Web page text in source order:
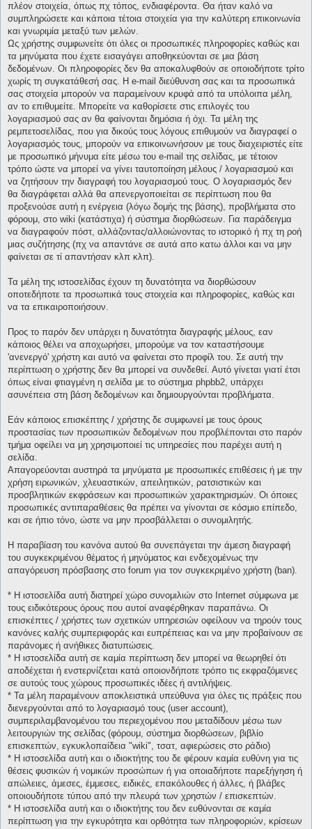
πλέον στοιχεία, όπως πχ τόπος, ενδιαφέροντα. Θα ήταν καλό να
συμπληρώσετε και κάποια τέτοια στοιχεία για την καλύτερη επικοινωνία
και γνωριμία μεταξύ των μελών.
Ως χρήστης συμφωνείτε ότι όλες οι προσωπικές πληροφορίες καθώς και
τα μηνύματα που έχετε εισαγάγει αποθηκεύονται σε μια βάση
δεδομένων. Οι πληροφορίες δεν θα αποκαλυφθούν σε οποιοδήποτε τρίτο
χωρίς τη συγκατάθεσή σας. Η e-mail διεύθυνση σας και τα προσωπικά
σας στοιχεία μπορούν να παραμείνουν κρυφά από τα υπόλοιπα μέλη,
αν το επιθυμείτε. Μπορείτε να καθορίσετε στις επιλογές του
λογαριασμού σας αν θα φαίνονται δημόσια ή όχι. Τα μέλη της
ρεμπετοσελίδας, που για δικούς τους λόγους επιθυμούν να διαγραφεί ο
λογαριασμός τους, μπορούν να επικοινωνήσουν με τους διαχειριστές είτε
με προσωπικό μήνυμα είτε μέσω του e-mail της σελίδας, με τέτοιον
τρόπο ώστε να μπορεί να γίνει ταυτοποίηση μέλους / λογαριασμού και
να ζητήσουν την διαγραφή του λογαριασμού τους. Ο λογαριασμός δεν
θα διαγράφεται αλλά θα απενεργοποιείται σε περίπτωση που θα
προξενούσε αυτή η ενέργεια (λόγω δομής της βάσης), προβλήματα στο
φόρουμ, στο wiki (κατάστιχα) ή σύστημα διορθώσεων. Για παράδειγμα
να διαγραφούν πόστ, αλλάζοντας/αλλοιώνοντας το ιστορικό ή πχ τη ροή
μιας συζήτησης (πχ να απαντάνε σε αυτά απο κατω άλλοι και να μην
φαίνεται σε τί απαντήσαν κλπ κλπ).
Τα μέλη της ιστοσελίδας έχουν τη δυνατότητα να διορθώσουν
οποτεδήποτε τα προσωπικά τους στοιχεία και πληροφορίες, καθώς και
να τα επικαιροποιήσουν.
Προς το παρόν δεν υπάρχει η δυνατότητα διαγραφής μέλους, εαν
κάποιος θέλει να αποχωρήσει, μπορούμε να τον καταστήσουμε
'ανενεργό' χρήστη και αυτό να φαίνεται στο προφίλ του. Σε αυτή την
περίπτωση ο χρήστης δεν θα μπορεί να συνδεθεί. Αυτό γίνεται γιατί έτσι
όπως είναι φτιαγμένη η σελίδα με το σύστημα phpbb2, υπάρχει
ασυνέπεια στη βάση δεδομένων και δημιουργούνται προβλήματα.
Εάν κάποιος επισκέπτης / χρήστης δε συμφωνεί με τους όρους
προστασίας των προσωπικών δεδομένων που προβλέπονται στο παρόν
τμήμα οφείλει να μη χρησιμοποιεί τις υπηρεσίες που παρέχει αυτή η
σελίδα.
Απαγορεύονται αυστηρά τα μηνύματα με προσωπικές επιθέσεις ή με την
χρήση ειρωνικών, χλευαστικών, απειλητικών, ρατσιστικών και
προσβλητικών εκφράσεων και προσωπικών χαρακτηρισμών. Οι όποιες
προσωπικές αντιπαραθέσεις θα πρέπει να γίνονται σε κόσμιο επίπεδο,
και σε ήπιο τόνο, ώστε να μην προσβάλλεται ο συνομιλητής.
Η παραβίαση του κανόνα αυτού θα συνεπάγεται την άμεση διαγραφή
του συγκεκριμένου θέματος ή μηνύματος και ενδεχομένως την
απαγόρευση πρόσβασης στο forum για τον συγκεκριμένο χρήστη (ban).
* H ιστοσελίδα αυτή διατηρεί χώρο συνομιλιών στο Internet σύμφωνα με
τους ειδικότερους όρους που αυτοί αναφέρθηκαν παραπάνω. Οι
επισκέπτες / χρήστες των σχετικών υπηρεσιών οφείλουν να τηρούν τους
κανόνες καλής συμπεριφοράς και ευπρέπειας και να μην προβαίνουν σε
παράνομες ή ανήθικες διατυπώσεις.
* H ιστοσελίδα αυτή σε καμία περίπτωση δεν μπορεί να θεωρηθεί ότι
αποδέχεται ή ενστερνίζεται κατά οποιονδήποτε τρόπο τις εκφραζόμενες
σε αυτούς τους χώρους προσωπικές ιδέες ή αντιλήψεις.
* Τα μέλη παραμένουν αποκλειστικά υπεύθυνα για όλες τις πράξεις που
διενεργούνται από το λογαριασμό τους (user account),
συμπεριλαμβανομένου του περιεχομένου που μεταδίδουν μέσω των
λειτουργιών της σελίδας (φόρουμ, σύστημα διορθώσεων, βιβλίο
επισκεπτών, εγκυκλοπαίδεια "wiki", τσατ, αφιερώσεις στο ράδιο)
* H ιστοσελίδα αυτή και ο ιδιοκτήτης του δε φέρουν καμία ευθύνη για τις
θέσεις φυσικών ή νομικών προσώπων ή για οποιαδήποτε παρεξήγηση ή
απώλειες, άμεσες, έμμεσες, ειδικές, επακόλουθες ή άλλες, ή βλάβες
οποιουδήποτε τύπου από την πλευρά των χρηστών / επισκεπτών.
* H ιστοσελίδα αυτή και ο ιδιοκτήτης του δεν ευθύνονται σε καμία
περίπτωση για την εγκυρότητα και ορθότητα των πληροφοριών, κρίσεων